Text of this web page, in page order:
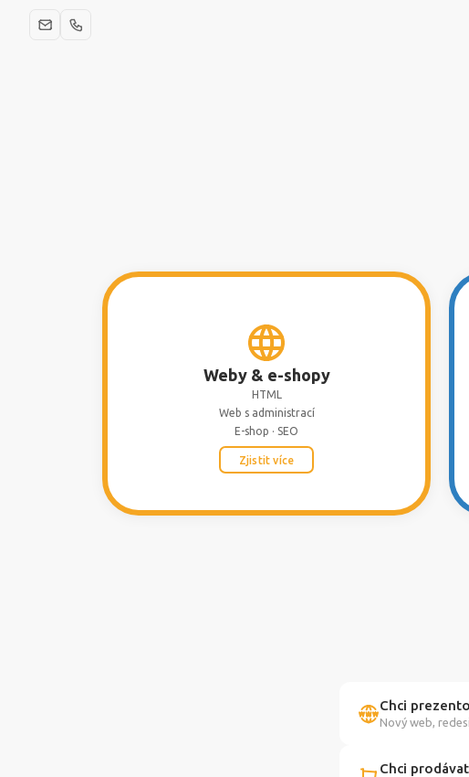
Weby & e-shopy
HTML
Web s administrací
E-shop · SEO
Zjistit více
Chci
Nový web,
Chci